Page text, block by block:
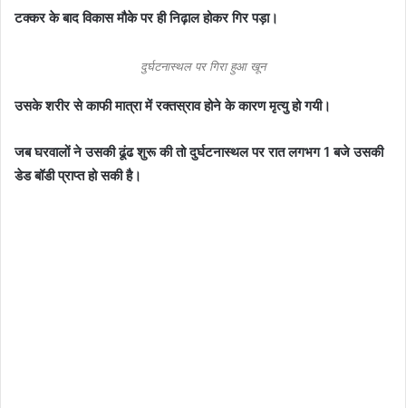
टक्कर के बाद विकास मौके पर ही निढ़ाल होकर गिर पड़ा।
दुर्घटनास्थल पर गिरा हुआ खून
उसके शरीर से काफी मात्रा में रक्तस्राव होने के कारण मृत्यु हो गयी।
जब घरवालों ने उसकी ढूंढ शुरू की तो दुर्घटनास्थल पर रात लगभग 1 बजे उसकी
डेड बॉडी प्राप्त हो सकी है।